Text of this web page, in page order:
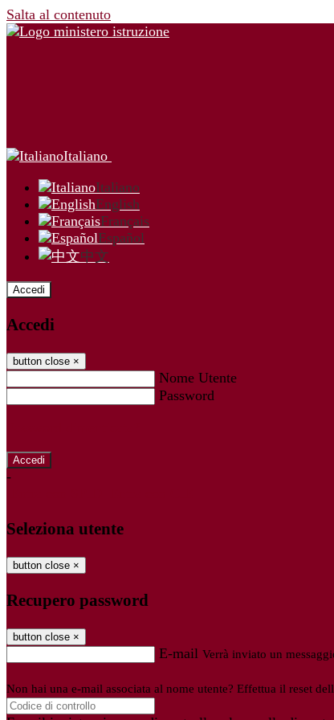
Salta al contenuto
Italiano
Italiano
English
Français
Español
中文
Accedi
Accedi
button close ×
Nome Utente
Password
-
Seleziona utente
button close ×
Recupero password
button close ×
E-mail Verrà inviato un
Non hai una e-mail associata al nome utente? Effettua il reset